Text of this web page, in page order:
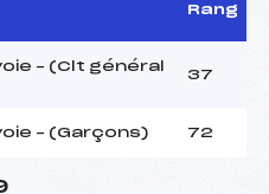
Rang
– (Clt général
37
– (Garçons) 72